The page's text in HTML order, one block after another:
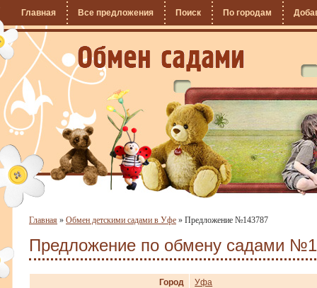
Главная Все предложения Поиск По городам
Главная » Обмен детскими садами в Уфе » Предложение №143787
Предложение по обмену садами
Город
Уфа